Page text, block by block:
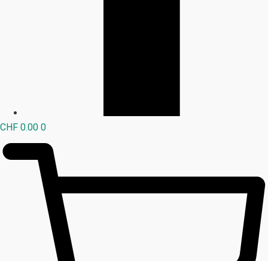
CHF 0.00 0